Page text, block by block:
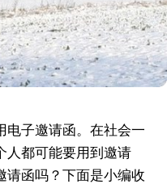
电子邀请函。在社会一
人都可能要用到邀请
请函吗？下面是小编收